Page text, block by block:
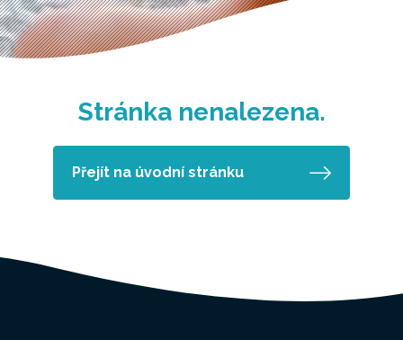
Stránka nenalezena.
Přejít na úvodní stránku